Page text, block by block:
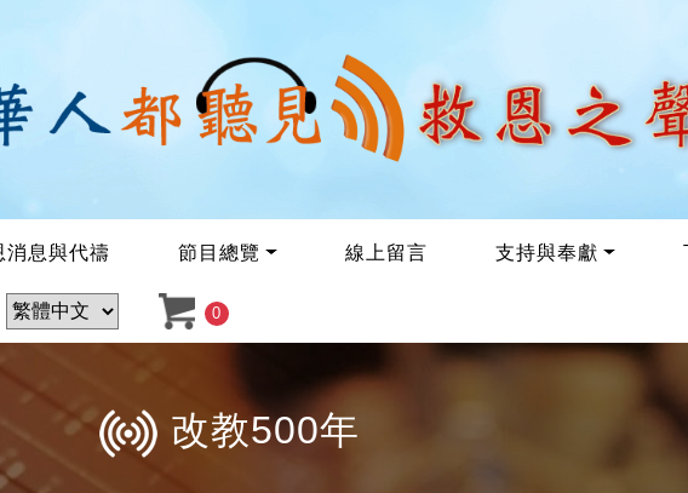
消息與代禱 節目總覽 線上留言 支持與奉獻
0
改教500年